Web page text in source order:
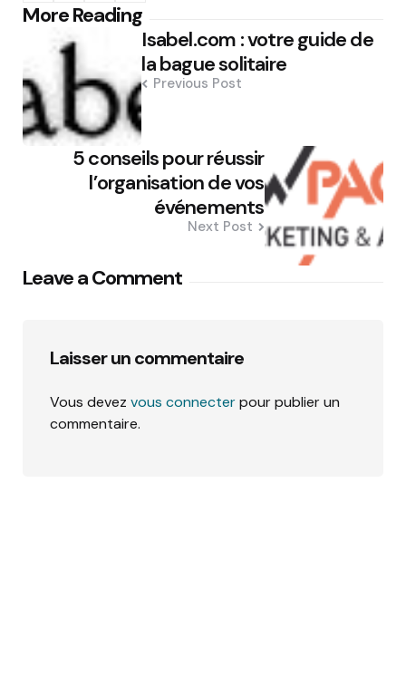
More Reading
Post
navigation
Isabel.com : votre guide de
la bague solitaire
Previous Post
5 conseils pour réussir
l’organisation de vos
événements
Next Post
Leave a Comment
Laisser un commentaire
Vous devez vous connecterpour publier un
commentaire.